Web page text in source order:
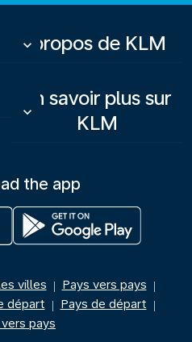
À propos de KLM
keyboard_arrow_down
En savoir plus sur
KLM
keyboard_arrow_down
the app
villes | Pays vers pays |
départ | Pays de départ |
pays